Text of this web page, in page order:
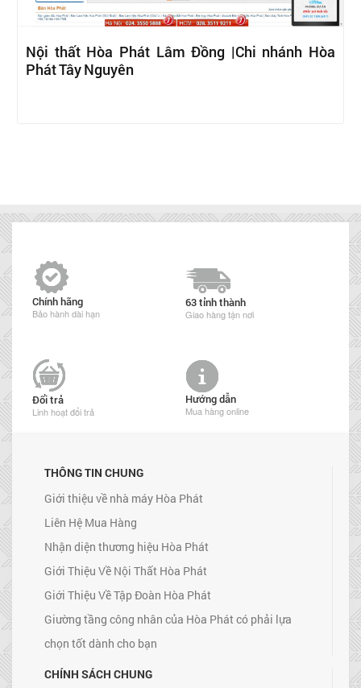
Nội thất Hòa Phát Lâm Đồng |Chi nhánh Hòa
Phát Tây Nguyên
Chính hãng
Bảo hành dài hạn
63 tỉnh thành
Giao hàng tận nơi
Đổi trả
Linh hoạt đổi trả
Hướng dẫn
Mua hàng online
THÔNG TIN CHUNG
Giới thiệu về nhà máy Hòa Phát
Liên Hệ Mua Hàng
Nhận diện thương hiệu Hòa Phát
Giới Thiệu Về Nội Thất Hòa Phát
Giới Thiệu Về Tập Đoàn Hòa Phát
Giường tầng công nhân của Hòa Phát có phải lựa
chọn tốt dành cho bạn
CHÍNH SÁCH CHUNG